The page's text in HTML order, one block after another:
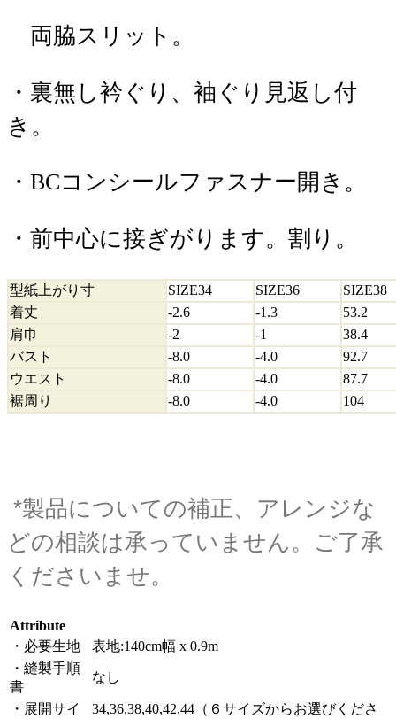
両脇スリット。
・裏無し衿ぐり、袖ぐり見返し付
き。
・BCコンシールファスナー開き。
・前中心に接ぎがります。割り。
型紙上がり寸 SIZE34 SIZE36
SIZE38
着丈
-2.6 -1.3
53.2
肩巾
-2 -1
38.4
バスト
-8.0 -4.0
92.7
ウエスト
-8.0 -4.0
87.7
裾周り
-8.0 -4.0 104
*製品についての補正、アレンジな
どの相談は承っていません。ご了承
くださいませ。
Attribute
・必要生地
表地:140cm幅 x 0.9m
・縫製手順
書
なし
・展開サイ
34,36,38,40,42,44（６サイズからお選びくださ